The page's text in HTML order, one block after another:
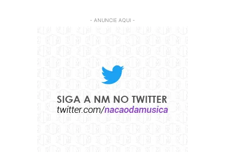
- ANUNCIE AQUI -